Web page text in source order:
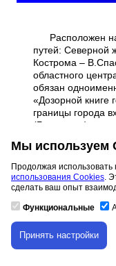
Расположен
путей: Северной
Кострома –
областного
обязан
«Дозорной книге
границы города
(Градулево),
деятелей - бояр
Никиты
историческое
Костромского
Скачивание
авторизованных
Мы используем
Продолжая
использования Cookies.
сделать ваш опыт
Функциональные
Принять настройки